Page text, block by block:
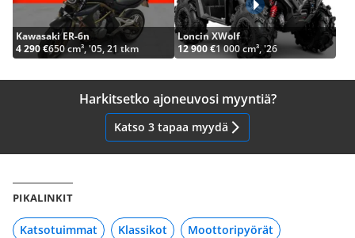
Kawasaki ER-6n
4 290 €650 cm³, '05, 21 tkm
Loncin XWolf
12 900 €1 000 cm³, '26
Harkitsetko ajoneuvosi myyntiä?
Katso 3 tapaa myydä
PIKALINKIT
Katsotuimmat Klassikot Moottoripyörät